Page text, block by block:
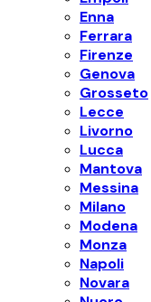
Enna
Ferrara
Firenze
Genova
Grosseto
Lecce
Livorno
Lucca
Mantova
Messina
Milano
Modena
Monza
Napoli
Novara